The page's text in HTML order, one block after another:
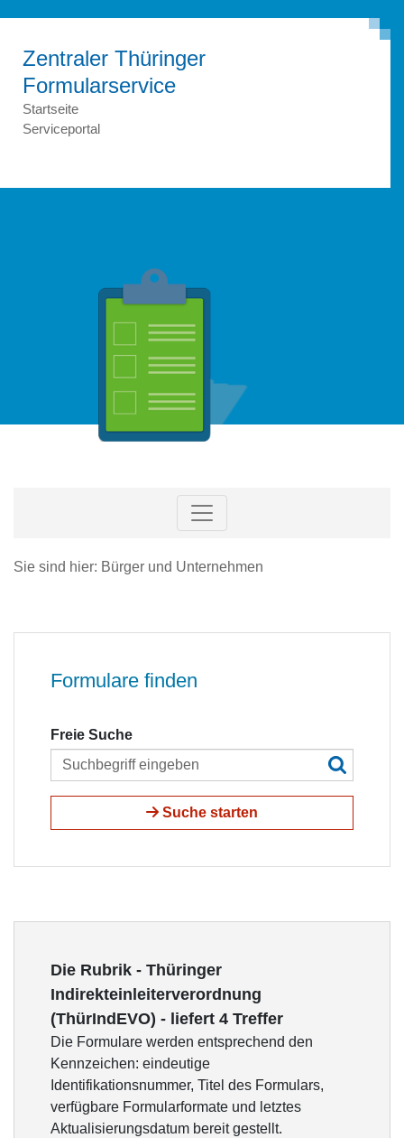
Zentraler Thüringer
Formular­service
Startseite
Serviceportal
Sie sind hier: Bürger und Unternehmen
Formulare finden
Freie Suche
Suche starten
Die Rubrik - Thüringer
Indirekteinleiterverordnung
(ThürIndEVO) - liefert 4 Treffer
Die Formulare werden entsprechend den
Kennzeichen: eindeutige
Identifikationsnummer, Titel des Formulars,
verfügbare Formularformate und letztes
Aktualisierungsdatum bereit gestellt.